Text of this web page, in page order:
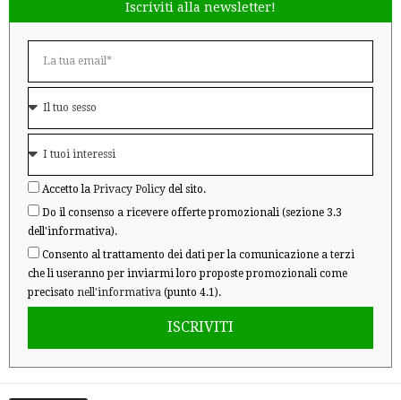
Iscriviti alla newsletter!
Accetto la Privacy Policy del sito.
Do il consenso a ricevere offerte promozionali (sezione 3.3
dell'informativa).
Consento al trattamento dei dati per la comunicazione a terzi
che li useranno per inviarmi loro proposte promozionali come
precisato nell'informativa (punto 4.1).
ISCRIVITI